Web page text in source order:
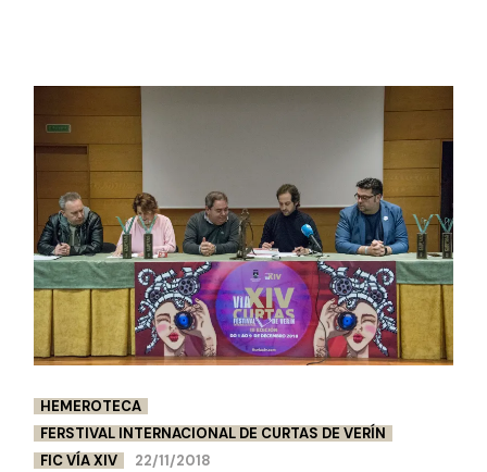
HEMEROTECA
FERSTIVAL INTERNACIONAL DE CURTAS DE VERÍN
FIC VÍA XIV
22/11/2018